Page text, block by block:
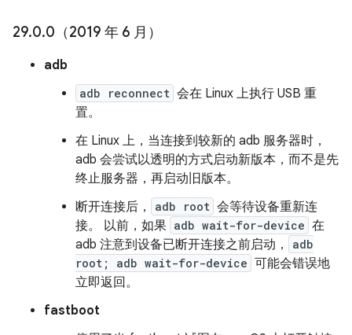
29.0.0（2019 年 6 月）
adb
adb reconnect 会在 Linux 上执行 USB 重
置。
在 Linux 上，当连接到较新的 adb 服务器时，
adb 会尝试以透明的方式启动新版本，而不是先
终止服务器，再启动旧版本。
断开连接后，
adb root 会等待设备重新连
接。 以前，如果 adb wait-for-device 在
adb 注意到设备已断开连接之前启动，
adb
root; adb wait-for-device 可能会错误地
立即返回。
fastboot